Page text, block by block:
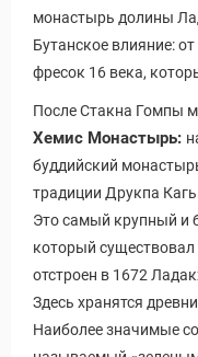
монастырь долины
Бутанское влияние:
фресок 16 века,
После Стакна Гомпы
Хемис Монастырь:
буддийский
традиции Друкпа
Это самый крупный и
который
отстроен в 1672
Здесь хранятся
Наиболее значимые